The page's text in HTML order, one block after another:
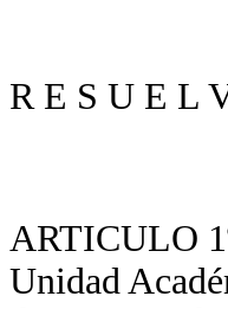
R E S U E L
ARTICULO
Unidad